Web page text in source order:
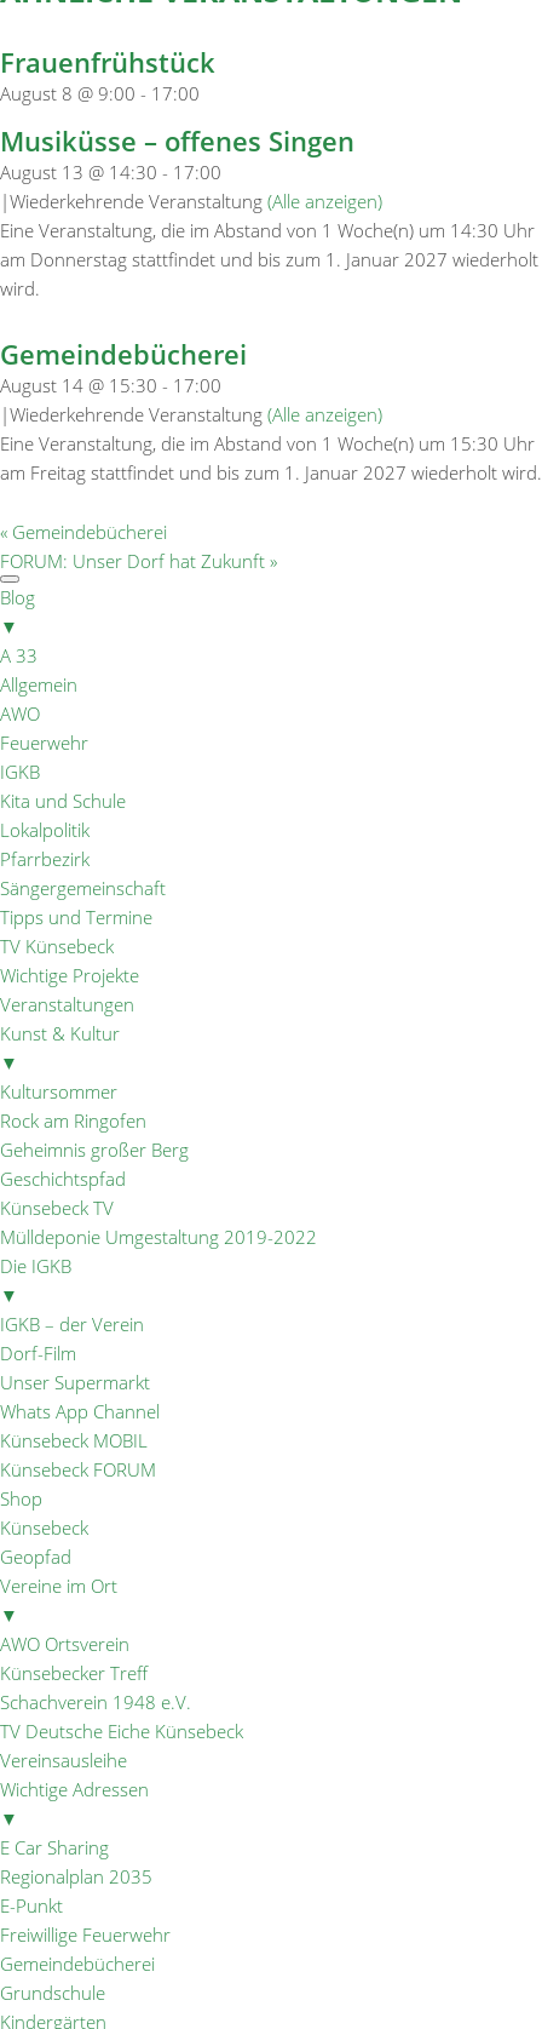
Frauenfrühstück
August 8 @ 9:00 - 17:00
Musiküsse – offenes Singen
August 13 @ 14:30 - 17:00
|Wiederkehrende Veranstaltung (Alle anzeigen)
Eine Veranstaltung, die im Abstand von 1 Woche(n) um 14:30 Uhr
am Donnerstag stattfindet und bis zum 1. Januar 2027 wiederholt
wird.
Gemeindebücherei
August 14 @ 15:30 - 17:00
|Wiederkehrende Veranstaltung (Alle anzeigen)
Eine Veranstaltung, die im Abstand von 1 Woche(n) um 15:30 Uhr
am Freitag stattfindet und bis zum 1. Januar 2027 wiederholt wird.
« Gemeindebücherei
FORUM: Unser Dorf hat Zukunft »
Blog
▼
A 33
Allgemein
AWO
Feuerwehr
IGKB
Kita und Schule
Lokalpolitik
Pfarrbezirk
Sängergemeinschaft
Tipps und Termine
TV Künsebeck
Wichtige Projekte
Veranstaltungen
Kunst & Kultur
▼
Kultursommer
Rock am Ringofen
Geheimnis großer Berg
Geschichtspfad
Künsebeck TV
Mülldeponie Umgestaltung 2019-2022
Die IGKB
▼
IGKB – der Verein
Dorf-Film
Unser Supermarkt
Whats App Channel
Künsebeck MOBIL
Künsebeck FORUM
Shop
Künsebeck
Geopfad
Vereine im Ort
▼
AWO Ortsverein
Künsebecker Treff
Schachverein 1948 e.V.
TV Deutsche Eiche Künsebeck
Vereinsausleihe
Wichtige Adressen
▼
E Car Sharing
Regionalplan 2035
E-Punkt
Freiwillige Feuerwehr
Gemeindebücherei
Grundschule
Kindergärten